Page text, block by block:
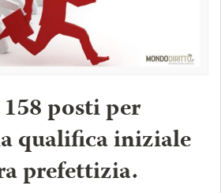
posti per
qualifica iniziale
prefettizia.